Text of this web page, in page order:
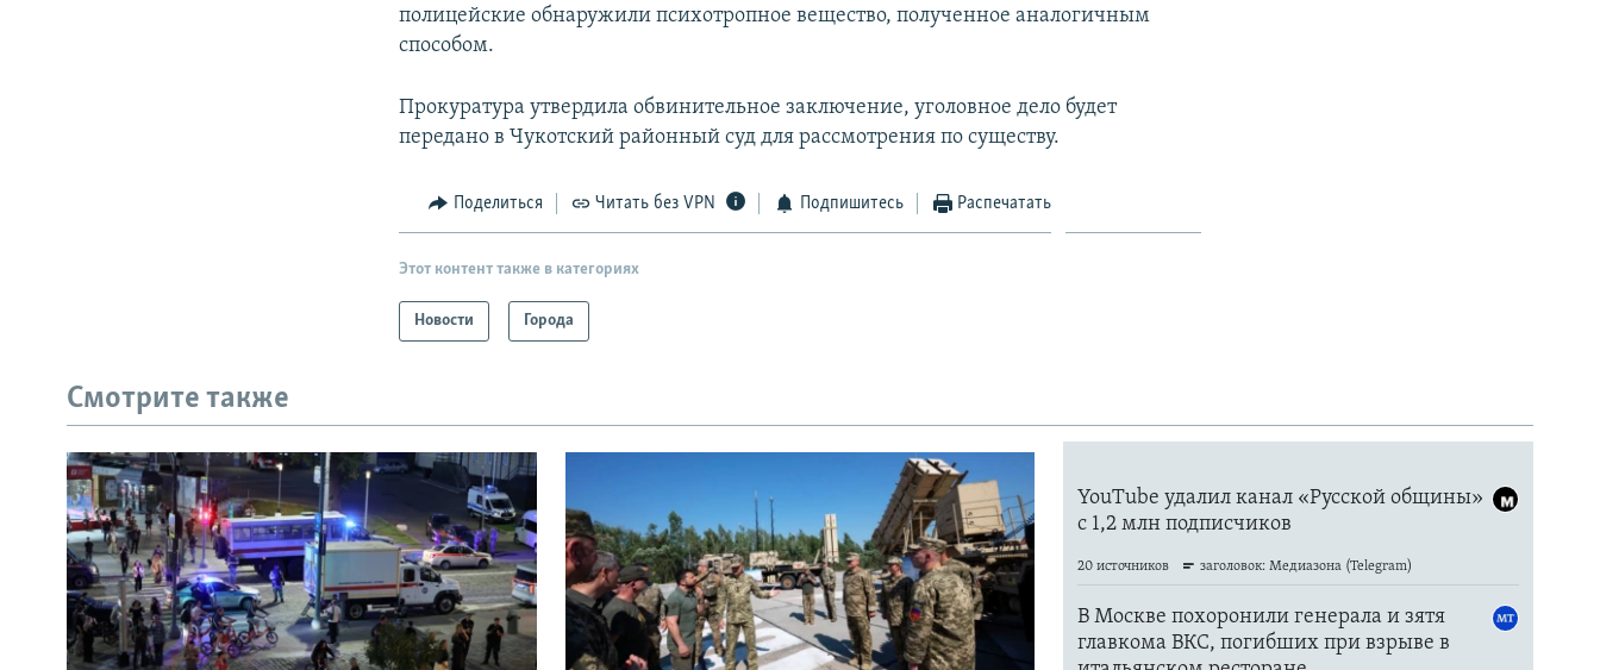
полицейские обнаружили психотропное вещество, полученное аналогичным
способом.
Прокуратура утвердила обвинительное заключение, уголовное дело будет
передано в Чукотский районный суд для рассмотрения по существу.
Поделиться Читать без VPN Подпишитесь Распечатать
Этот контент также в категориях
Новости Города
Смотрите также